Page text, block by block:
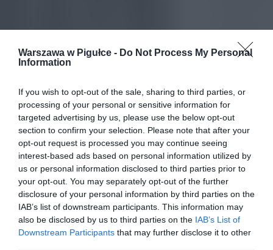
Warszawa w Pigułce - Do Not Process My Personal
Information
If you wish to opt-out of the sale, sharing to third parties, or
processing of your personal or sensitive information for
targeted advertising by us, please use the below opt-out
section to confirm your selection. Please note that after your
opt-out request is processed you may continue seeing
interest-based ads based on personal information utilized by
us or personal information disclosed to third parties prior to
your opt-out. You may separately opt-out of the further
disclosure of your personal information by third parties on the
IAB’s list of downstream participants. This information may
also be disclosed by us to third parties on the IAB’s List of
Downstream Participants that may further disclose it to other